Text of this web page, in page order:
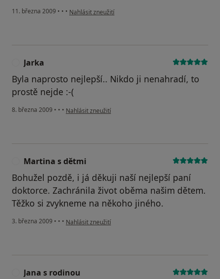
11. března 2009 • • • podle názoru uživatele Pacient
Nahlásit zneužití
Jarka
Byla naprosto nejlepší.. Nikdo ji nenahradí, to
prostě nejde :-(
8. března 2009 • • • podle názoru uživatele Jarka
Nahlásit zneužití
Martina s dětmi
Bohužel pozdě, i já děkuji naší nejlepší paní
doktorce. Zachránila život oběma našim dětem.
Těžko si zvykneme na někoho jiného.
3. března 2009 • • • podle názoru uživatele Martina s dětmi
Nahlásit zneužití
Jana s rodinou